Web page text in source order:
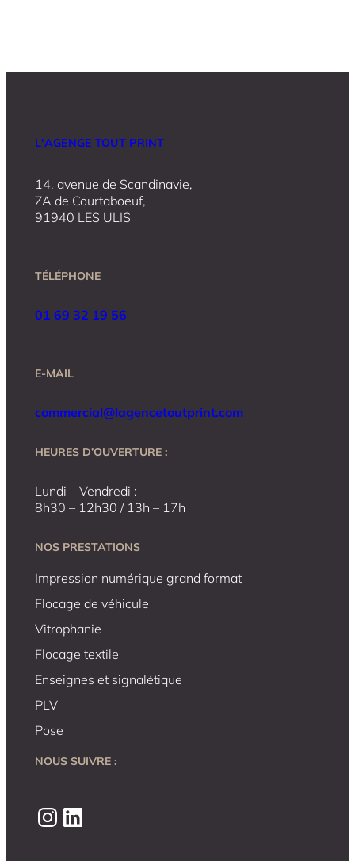
L'AGENGE TOUT PRINT
14, avenue de Scandinavie,
ZA de Courtaboeuf,
91940 LES ULIS
TÉLÉPHONE
01 69 32 19 56
E-MAIL
commercial@lagencetoutprint.com
HEURES D’OUVERTURE :
Lundi – Vendredi :
8h30 – 12h30 / 13h – 17h
NOS PRESTATIONS
Impression numérique grand format
Flocage de véhicule
Vitrophanie
Flocage textile
Enseignes et signalétique
PLV
Pose
NOUS SUIVRE :
Instagram LinkedIn